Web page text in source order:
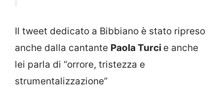
Il tweet dedicato a Bibbiano è stato ripreso
anche dalla cantante Paola Turci e anche
lei parla di “orrore, tristezza e
strumentalizzazione”